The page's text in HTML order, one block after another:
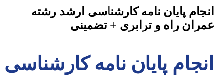
انجام پایان نامه کارشناسی ارشد رشته
عمران راه و ترابری + تضمینی
انجام پایان نامه کارشناسی